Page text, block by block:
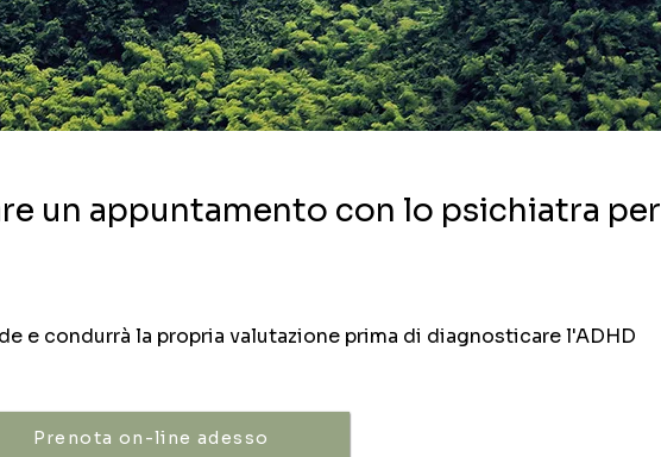
un appuntamento con lo psichiatra per
e condurrà la propria valutazione prima di diagnosticare l'ADHD
Prenota on-line adesso